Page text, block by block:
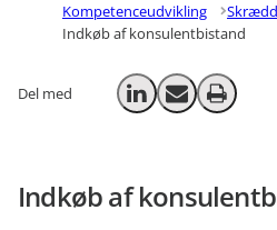
Kompetenceudvikling
Indkøb af konsulentbistand
Del med Del på LinkedIn
Send email
Print
Indkøb af